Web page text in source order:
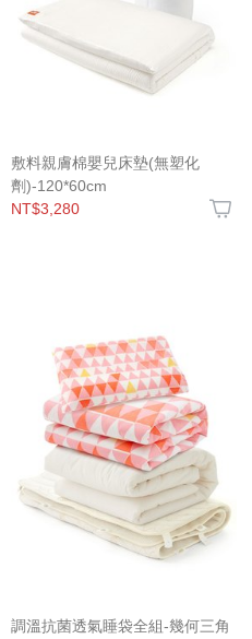
敷料親膚棉嬰兒床墊(無塑化
劑)-120*60cm
NT$3,280
調溫抗菌透氣睡袋全組-幾何三角